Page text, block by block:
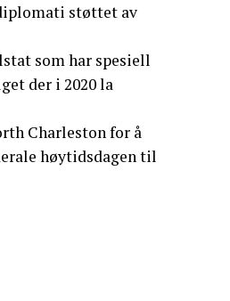
støttet av
som har spesiell
der i 2020 la
Charleston for å
høytidsdagen til